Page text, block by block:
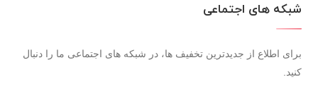
شبکه های اجتماعی
برای اطلاع از جدیدترین تخفیف ها، در شبکه های اجتماعی ما را دنبال
کنید.